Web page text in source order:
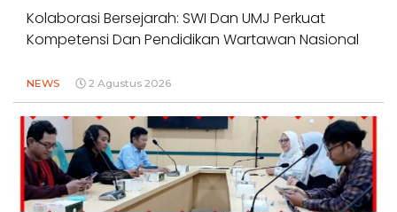
Kolaborasi Bersejarah: SWI Dan UMJ Perkuat
Kompetensi Dan Pendidikan Wartawan Nasional
NEWS 2 Agustus 2026